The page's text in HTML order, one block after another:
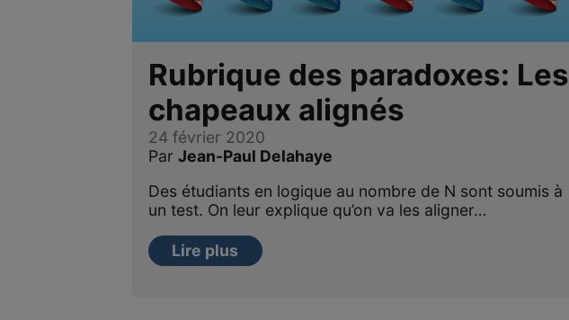
Rubrique des paradoxes: Les
chapeaux alignés
24 février 2020
Par Jean-Paul Delahaye
Des étudiants en logique au nombre de N sont soumis à
un test. On leur explique qu’on va les aligner…
Lire plus